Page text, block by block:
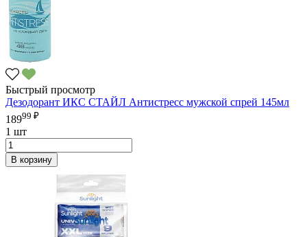
Быстрый просмотр
Дезодорант ИКС СТАЙЛ Антистресс мужской спрей 145мл
18999 ₽
1 шт
В корзину